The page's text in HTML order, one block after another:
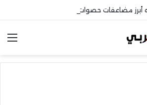
مضاعفات حصوات المرارة !